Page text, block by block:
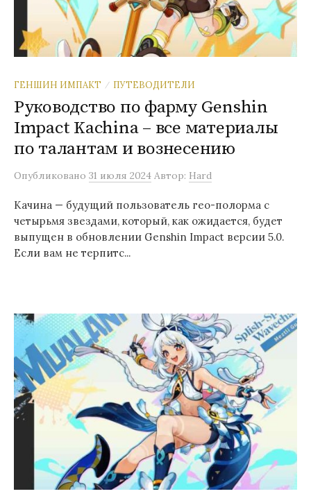
ГЕНШИН ИМПАКТ / ПУТЕВОДИТЕЛИ
Руководство по фарму Genshin
Impact Kachina – все материалы
по талантам и вознесению
Опубликовано 31 июля 2024 Автор: Hard
Качина — будущий пользователь гео-полорма с
четырьмя звездами, который, как ожидается, будет
выпущен в обновлении Genshin Impact версии 5.0.
Если вам не терпитс...